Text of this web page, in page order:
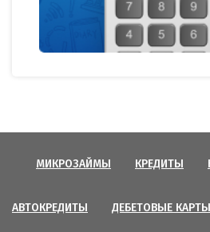
МИКРОЗАЙМЫ КРЕДИТЫ
АВТОКРЕДИТЫ ДЕБЕТОВЫЕ КАРТЫ